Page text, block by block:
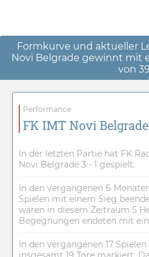
Formkurve und aktueller
Novi Belgrade gewinnt mit
von
Performance
FK IMT Novi Belgrade
In der letzten Partie hat FK
Novi Belgrade 3 - 1 gespielt.
In den vergangenen 6
Spielen mit einem Sieg
waren in diesem Zeitraum 5
Begegnungen endeten mit
In den vergangenen 17